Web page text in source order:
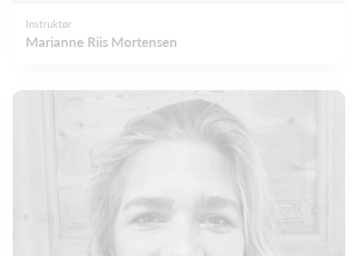
Instruktør
Marianne Riis Mortensen